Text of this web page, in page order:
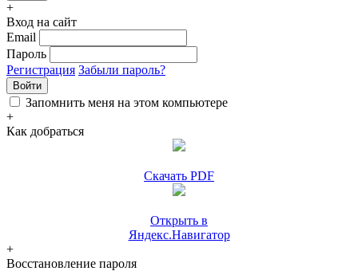
+
Вход на сайт
Email
Пароль
Регистрация Забыли пароль?
Войти
Запомнить меня на этом компьютере
+
Как добраться
Скачать PDF
Открыть в
Яндекс.Навигатор
+
Восстановление пароля